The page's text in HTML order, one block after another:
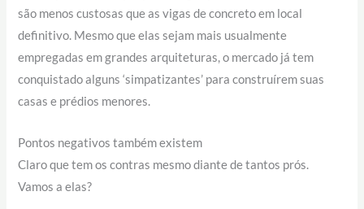
são menos custosas que as vigas de concreto em local
definitivo. Mesmo que elas sejam mais usualmente
empregadas em grandes arquiteturas, o mercado já tem
conquistado alguns ‘simpatizantes’ para construírem suas
casas e prédios menores.
Pontos negativos também existem
Claro que tem os contras mesmo diante de tantos prós.
Vamos a elas?